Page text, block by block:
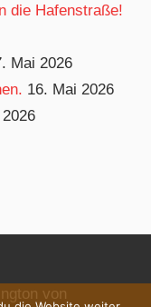
die Hafenstraße!
Mai 2026
16. Mai 2026
von